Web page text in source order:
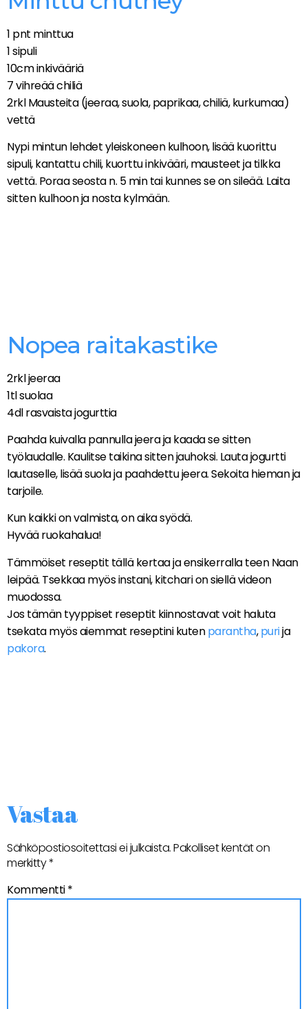
1 pnt minttua
1 sipuli
10cm inkivääriä
7 vihreää chiliä
2rkl Mausteita (jeeraa, suola, paprikaa, chiliä, kurkumaa)
vettä
Nypi mintun lehdet yleiskoneen kulhoon, lisää kuorittu
sipuli, kantattu chili, kuorttu inkivääri, mausteet ja tilkka
vettä. Poraa seosta n. 5 min tai kunnes se on sileää. Laita
sitten kulhoon ja nosta kylmään.
Nopea raitakastike
2rkl jeeraa
1tl suolaa
4dl rasvaista jogurttia
Paahda kuivalla pannulla jeera ja kaada se sitten
työlaudalle. Kaulitse taikina sitten jauhoksi. Lauta jogurtti
lautaselle, lisää suola ja paahdettu jeera. Sekoita hieman ja
tarjoile.
Kun kaikki on valmista, on aika syödä.
Hyvää ruokahalua!
Tämmöiset reseptit tällä kertaa ja ensikerralla teen Naan
leipää. Tsekkaa myös instani, kitchari on siellä videon
muodossa.
Jos tämän tyyppiset reseptit kiinnostavat voit haluta
tsekata myös aiemmat reseptini kutenparantha,purija
pakora.
Vastaa
Sähköpostiosoitettasi ei julkaista.Pakolliset kentät on
merkitty*
Kommentti*